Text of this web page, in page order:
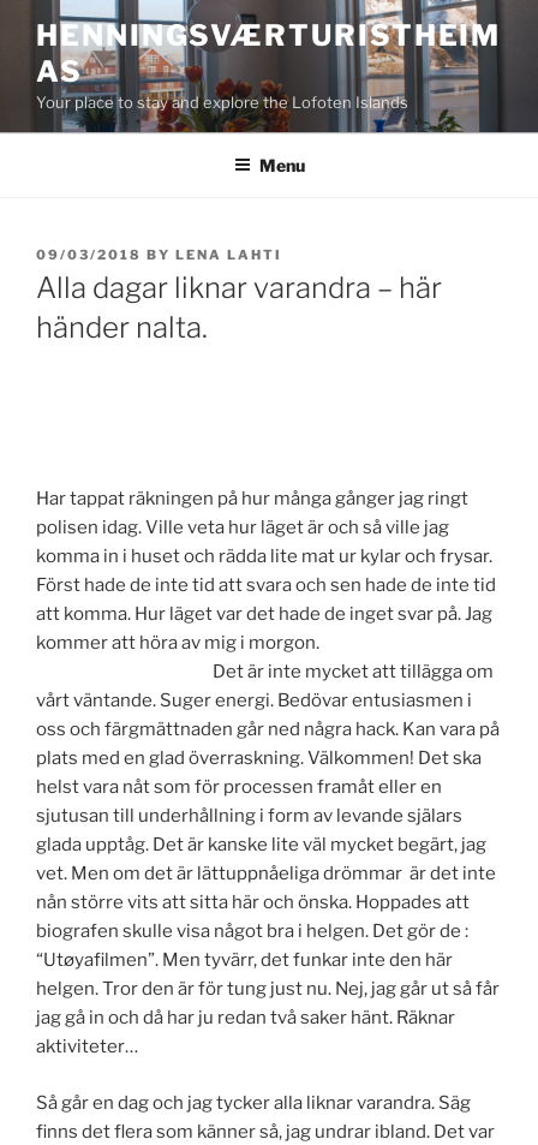
content
HENNINGSVÆRTURISTHEIM
AS
Your place to stay and explore the Lofoten Islands
Menu
POSTED
ON
09/03/2018 BY LENA LAHTI
Alla dagar liknar varandra – här
händer nalta.
Har tappat räkningen på hur många gånger jag ringt
polisen idag. Ville veta hur läget är och så ville jag
komma in i huset och rädda lite mat ur kylar och frysar.
Först hade de inte tid att svara och sen hade de inte tid
att komma. Hur läget var det hade de inget svar på. Jag
kommer att höra av mig i morgon.
Det är inte mycket att tillägga om
vårt väntande. Suger energi. Bedövar entusiasmen i
oss och färgmättnaden går ned några hack. Kan vara på
plats med en glad överraskning. Välkommen! Det ska
helst vara nåt som för processen framåt eller en
sjutusan till underhållning i form av levande själars
glada upptåg. Det är kanske lite väl mycket begärt, jag
vet. Men om det är lättuppnåeliga drömmar är det inte
nån större vits att sitta här och önska. Hoppades att
biografen skulle visa något bra i helgen. Det gör de :
“Utøyafilmen”. Men tyvärr, det funkar inte den här
helgen. Tror den är för tung just nu. Nej, jag går ut så får
jag gå in och då har ju redan två saker hänt. Räknar
aktiviteter…
Så går en dag och jag tycker alla liknar varandra. Säg
finns det flera som känner så, jag undrar ibland. Det var